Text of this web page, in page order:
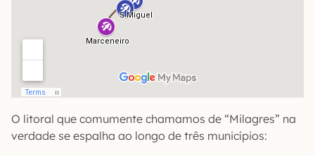
O litoral que comumente chamamos de “Milagres” na
verdade se espalha ao longo de três municípios: